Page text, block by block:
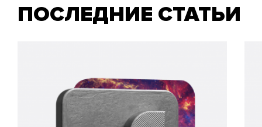
ПОСЛЕДНИЕ СТАТЬИ